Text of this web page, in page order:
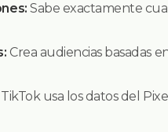
Sabe exactamente
Crea audiencias basadas
TikTok usa los datos del